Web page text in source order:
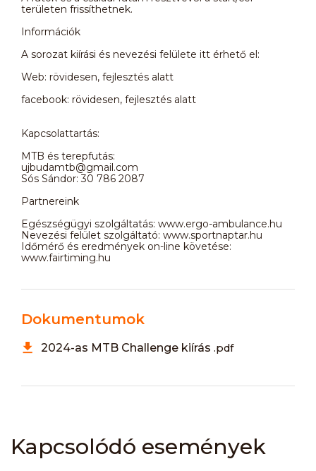
területen frissíthetnek.
Információk
A sorozat kiírási és nevezési felülete itt érhető el:
Web: rövidesen, fejlesztés alatt
facebook: rövidesen, fejlesztés alatt
Kapcsolattartás:
MTB és terepfutás:
ujbudamtb@gmail.com
Sós Sándor: 30 786 2087
Partnereink
Egészségügyi szolgáltatás: www.ergo-ambulance.hu
Nevezési felület szolgáltató: www.sportnaptar.hu
Időmérő és eredmények on-line követése:
www.fairtiming.hu
Dokumentumok
2024-as MTB Challenge kiírás .pdf
Kapcsolódó események